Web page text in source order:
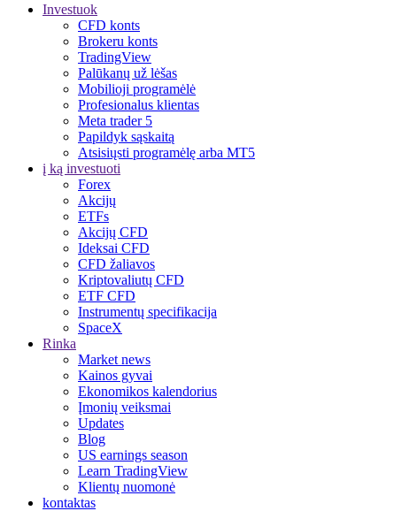
Investuok
CFD konts
Brokeru konts
TradingView
Palūkanų už lėšas
Mobilioji programėlė
Profesionalus klientas
Meta trader 5
Papildyk sąskaitą
Atsisiųsti programėlę arba MT5
į ką investuoti
Forex
Akcijų
ETFs
Akcijų CFD
Ideksai CFD
CFD žaliavos
Kriptovaliutų CFD
ETF CFD
Instrumentų specifikacija
SpaceX
Rinka
Market news
Kainos gyvai
Ekonomikos kalendorius
Įmonių veiksmai
Updates
Blog
US earnings season
Learn TradingView
Klientų nuomonė
kontaktas